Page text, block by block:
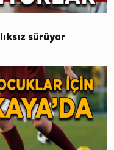
sürüyor